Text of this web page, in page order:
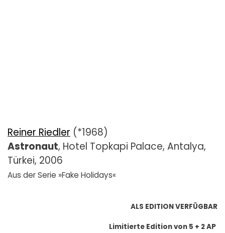
Reiner Riedler (*1968)
Astronaut, Hotel Topkapi Palace, Antalya,
Türkei, 2006
Aus der Serie »Fake Holidays«
ALS EDITION VERFÜGBAR
Limitierte Edition von 5 + 2 AP